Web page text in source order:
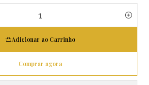
Adicionar ao Carrinho
Comprar agora